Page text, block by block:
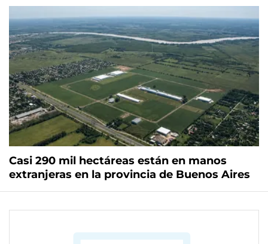
Casi 290 mil hectáreas están en manos
extranjeras en la provincia de Buenos Aires